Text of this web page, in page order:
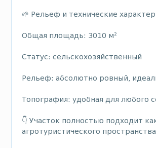
🌱 Рельеф и технические
Общая площадь: 3010 м²
Статус: сельскохозяйственный
Рельеф: абсолютно ровный,
Топография: удобная для любого
👇 Участок полностью подходит
агротуристического